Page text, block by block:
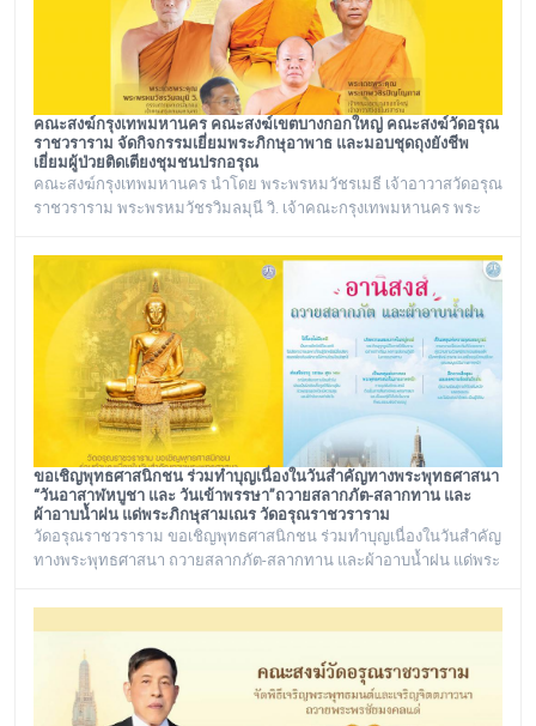
คณะสงฆ์กรุงเทพมหานคร คณะสงฆ์เขตบางกอกใหญ่ คณะสงฆ์วัดอรุณ
ราชวราราม จัดกิจกรรมเยี่ยมพระภิกษุอาพาธ และมอบชุดถุงยังชีพ
เยี่ยมผู้ป่วยติดเตียงชุมชนปรกอรุณ
คณะสงฆ์กรุงเทพมหานคร นำโดย พระพรหมวัชรเมธี เจ้าอาวาสวัดอรุณ
ราชวราราม พระพรหมวัชรวิมลมุนี วิ. เจ้าคณะกรุงเทพมหานคร พระ
และ พระราชวชิรรัตนาภรณ์ ดร. (ชุมพร นิติสาโร) เจ้าคณะแขวงวัด
อรุณ, รองวัดอรุณราชวราราม นายเกียรติวิสุทธิ์ เพ็ชรหมื่นไวย ผู้อำนวย
การเขตบางกอกใหญ่ จัดโครงการเยี่ยมพระภิกษุอาพาธในเขต
บางกอกใหญ่ และเยี่ยม/มอบถุงยัง
ขอเชิญพุทธศาสนิกชน ร่วมทำบุญเนื่องในวันสำคัญทางพระพุทธศาสนา
“วันอาสาฬหบูชา และ วันเข้าพรรษา”ถวายสลากภัต-สลากทาน และ
ผ้าอาบน้ำฝน แด่พระภิกษุสามเณร วัดอรุณราชวราราม
วัดอรุณราชวราราม ขอเชิญพุทธศาสนิกชน ร่วมทำบุญเนื่องในวันสำคัญ
ทางพระพุทธศาสนา ถวายสลากภัต-สลากทาน และผ้าอาบน้ำฝน แด่พระ
พ.ศ. ๒๕๖๙ เวลา ๑๒.๐๐ น. ณ พระวิหาร วัดอรุณราชวราราม
กรุงเทพมหานคร